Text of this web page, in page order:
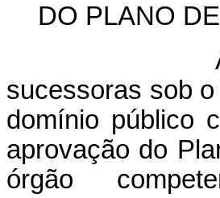
DO PLANO
sucessoras sob
domínio público
aprovação do
órgão